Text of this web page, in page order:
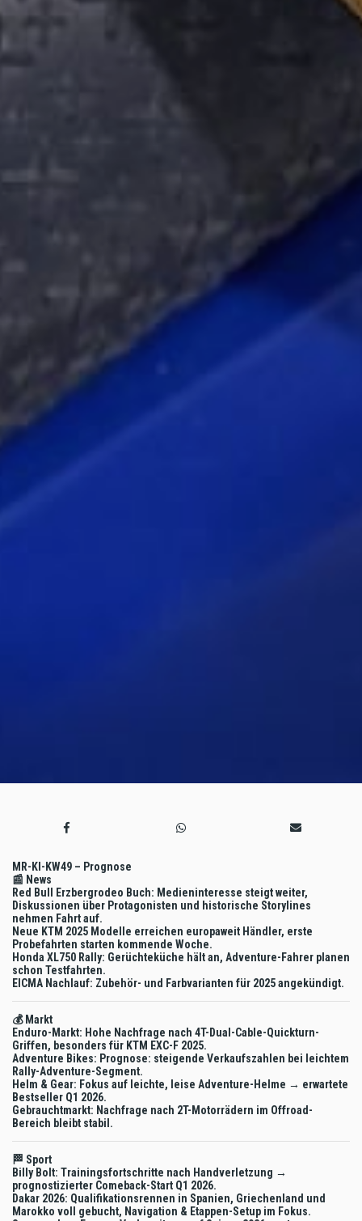
MR-KI-KW49 – Prognose
📰 News
Red Bull Erzbergrodeo Buch: Medieninteresse steigt weiter,
Diskussionen über Protagonisten und historische Storylines
nehmen Fahrt auf.
Neue KTM 2025 Modelle erreichen europaweit Händler, erste
Probefahrten starten kommende Woche.
Honda XL750 Rally: Gerüchteküche hält an, Adventure-Fahrer planen
schon Testfahrten.
EICMA Nachlauf: Zubehör- und Farbvarianten für 2025 angekündigt.
💰 Markt
Enduro-Markt: Hohe Nachfrage nach 4T-Dual-Cable-Quickturn-
Griffen, besonders für KTM EXC-F 2025.
Adventure Bikes: Prognose: steigende Verkaufszahlen bei leichtem
Rally-Adventure-Segment.
Helm & Gear: Fokus auf leichte, leise Adventure-Helme → erwartete
Bestseller Q1 2026.
Gebrauchtmarkt: Nachfrage nach 2T-Motorrädern im Offroad-
Bereich bleibt stabil.
🏁 Sport
Billy Bolt: Trainingsfortschritte nach Handverletzung →
prognostizierter Comeback-Start Q1 2026.
Dakar 2026: Qualifikationsrennen in Spanien, Griechenland und
Marokko voll gebucht, Navigation & Etappen-Setup im Fokus.